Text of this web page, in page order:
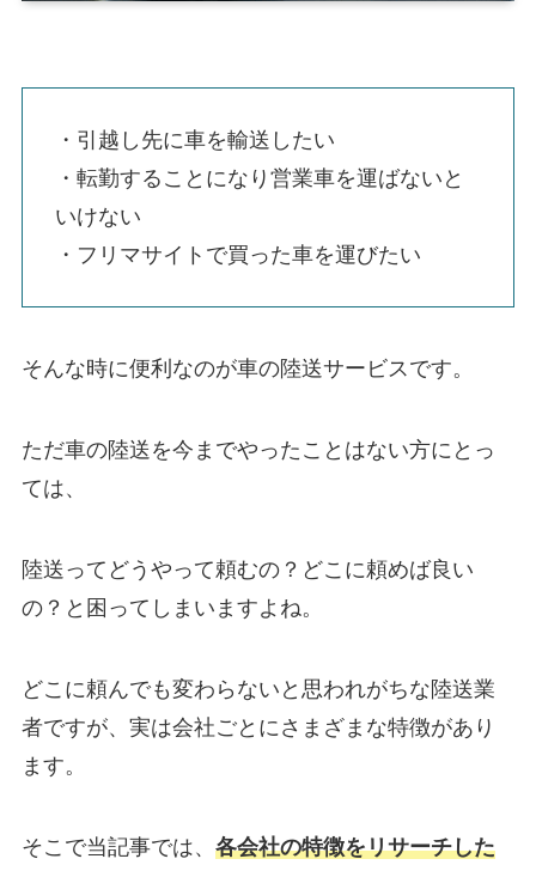
・引越し先に車を輸送したい
・転勤することになり営業車を運ばないと
いけない
・フリマサイトで買った車を運びたい
そんな時に便利なのが車の陸送サービスです。
ただ車の陸送を今までやったことはない方にとっ
ては、
陸送ってどうやって頼むの？どこに頼めば良い
の？と困ってしまいますよね。
どこに頼んでも変わらないと思われがちな陸送業
者ですが、実は会社ごとにさまざまな特徴があり
ます。
そこで当記事では、 各会社の特徴をリサーチした